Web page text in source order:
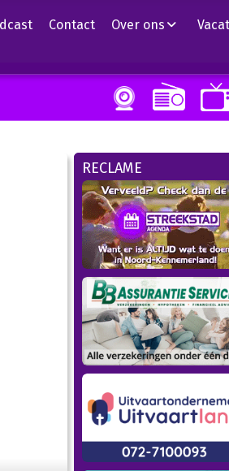
Contact Over ons
RECLAME